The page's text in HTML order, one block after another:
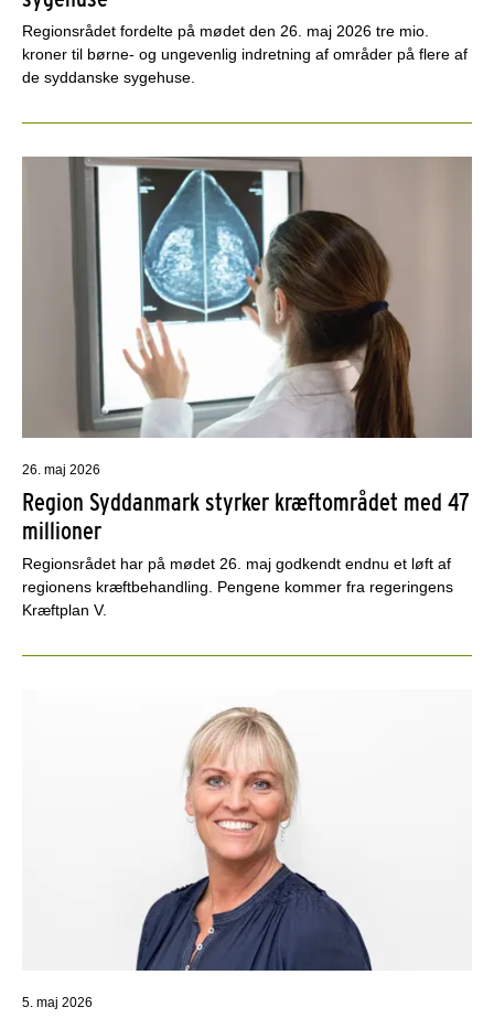
Regionsrådet fordelte på mødet den 26. maj 2026 tre mio.
kroner til børne- og ungevenlig indretning af områder på flere af
de syddanske sygehuse.
26. maj 2026
Region Syddanmark styrker kræftområdet med 47
millioner
Regionsrådet har på mødet 26. maj godkendt endnu et løft af
regionens kræftbehandling. Pengene kommer fra regeringens
Kræftplan V.
5. maj 2026